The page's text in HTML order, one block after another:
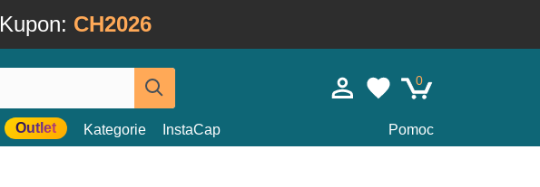
Kupon: CH2026
0
Outlet Kategorie InstaCap Pomoc